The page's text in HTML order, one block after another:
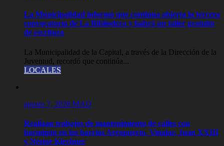
La Municipalidad informó que continúa abierta la tercera
convocatoria de La Bibliodera y habrá un taller gratuito
de escritura
La Municipalidad de la Capital, a través de la Dirección de la
Juventud, recordó que continúa...
LOCALES
agosto 7, 2026 MAD
Realizan trabajos de mantenimiento de calles con
hormigón en los barrios Aeropuerto, Vinalar, Juan XXIII
y Néstor Kirchner